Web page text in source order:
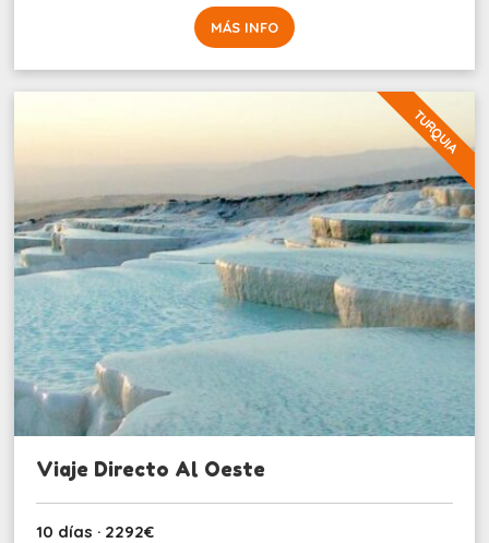
MÁS INFO
TURQUIA
Viaje Directo Al Oeste
10 días · 2292€